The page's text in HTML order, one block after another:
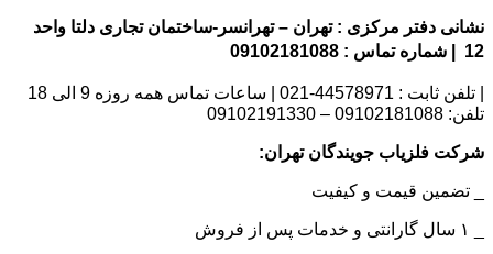
نشانی دفتر مرکزی : تهران – تهرانسر-ساختمان تجاری دلتا واحد
12 | شماره تماس : 09102181088
| تلفن ثابت : 44578971-021 | ساعات تماس همه روزه 9 الی 18
تلفن: 09102181088 – 09102191330
شرکت فلزیاب جویندگان تهران:
_ تضمین قیمت و کیفیت